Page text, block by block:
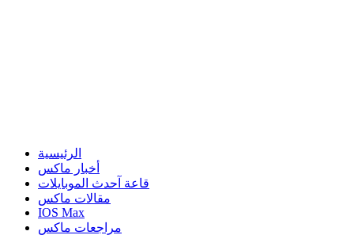
الرئيسية
أخبار ماكس
قاعة آحدث الموبايلات
مقالات ماكس
IOS Max
مراجعات ماكس